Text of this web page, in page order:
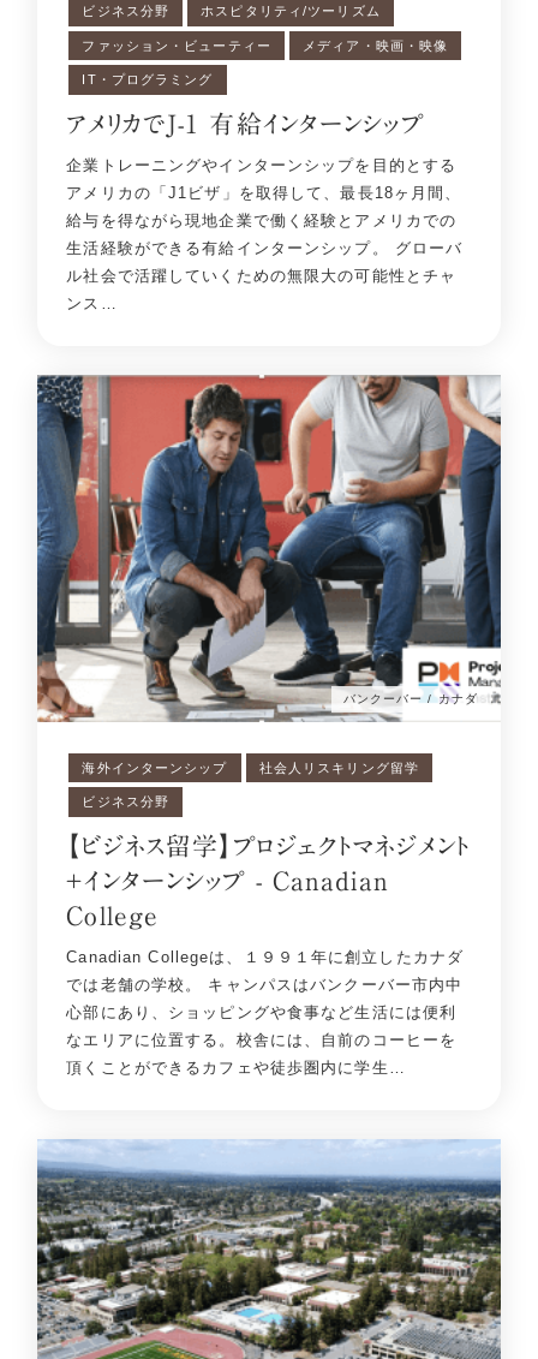
ビジネス分野 ホスピタリティ/ツーリズム
ファッション・ビューティー メディア・映画・映像
IT・プログラミング
アメリカでJ-1 有給インターンシップ
企業トレーニングやインターンシップを目的とする
アメリカの「J1ビザ」を取得して、最長18ヶ月間、
給与を得ながら現地企業で働く経験とアメリカでの
生活経験ができる有給インターンシップ。 グローバ
ル社会で活躍していくための無限大の可能性とチャ
ンス…
バンクーバー / カナダ
海外インターンシップ 社会人リスキリング留学
ビジネス分野
【ビジネス留学】プロジェクトマネジメント
＋インターンシップ - Canadian
College
Canadian Collegeは、１９９１年に創立したカナダ
では老舗の学校。 キャンパスはバンクーバー市内中
心部にあり、ショッピングや食事など生活には便利
なエリアに位置する。校舎には、自前のコーヒーを
頂くことができるカフェや徒歩圏内に学生…